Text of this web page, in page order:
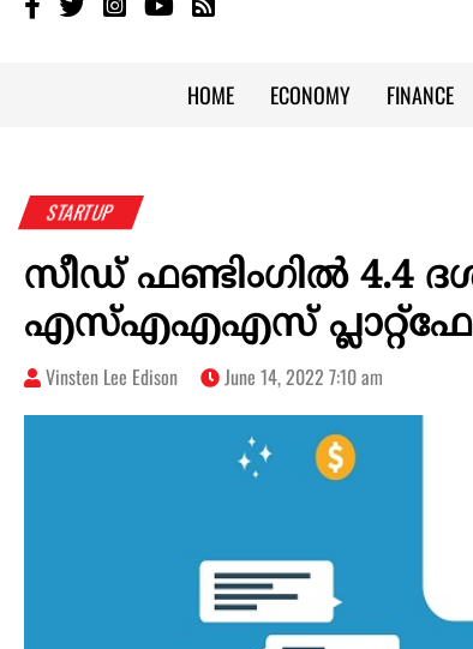
HOME ECONOMY FINANCE
STARTUP
സീഡ് ഫണ്ടിംഗിൽ 4.4
എസ്എഎഎസ്
Vinsten Lee Edison June 14, 2022 7:10 am